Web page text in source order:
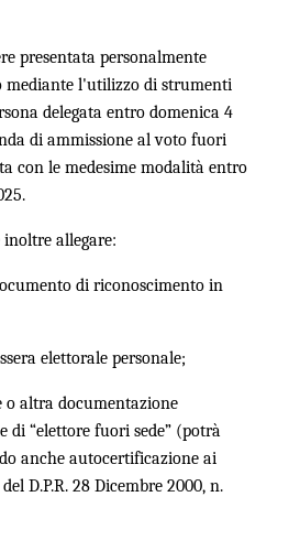
presentata personalmente
mediante l'utilizzo di strumenti
delegata entro domenica 4
di ammissione al voto fuori
con le medesime modalità entro
allegare:
di riconoscimento in
elettorale personale;
documentazione
di “elettore fuori sede” (potrà
anche autocertificazione ai
D.P.R. 28 Dicembre 2000, n.